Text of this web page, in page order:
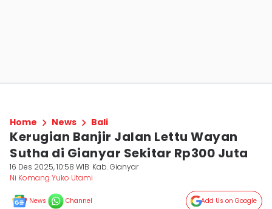
Home News Bali
Kerugian Banjir Jalan Lettu Wayan
Sutha di Gianyar Sekitar Rp300 Juta
16 Des 2025, 10:58 WIB Kab. Gianyar
Ni Komang Yuko Utami
News Channel Add Us on Google